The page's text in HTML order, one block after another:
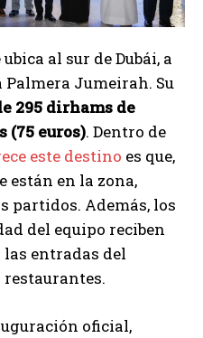
al sur de Dubái, a
Jumeirah. Su
295 dirhams de
(75 euros). Dentro de
este destino es que,
están en la zona,
partidos. Además, los
del equipo reciben
las entradas del
oficial,